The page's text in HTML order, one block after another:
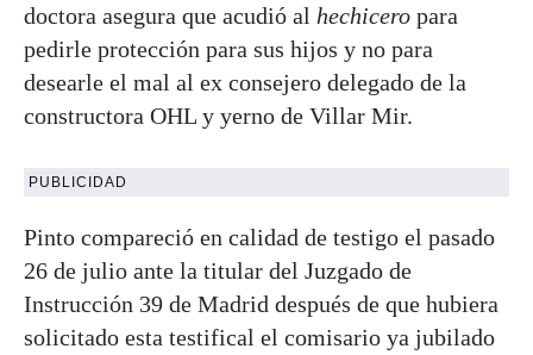
doctora asegura que acudió al hechicero para
pedirle protección para sus hijos y no para
desearle el mal al ex consejero delegado de la
constructora OHL y yerno de Villar Mir.
PUBLICIDAD
Pinto compareció en calidad de testigo el pasado
26 de julio ante la titular del Juzgado de
Instrucción 39 de Madrid después de que hubiera
solicitado esta testifical el comisario ya jubilado